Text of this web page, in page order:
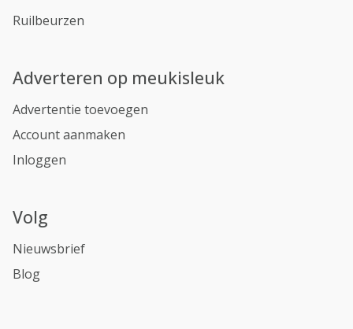
Ruilbeurzen
Adverteren op meukisleuk
Advertentie toevoegen
Account aanmaken
Inloggen
Volg
Nieuwsbrief
Blog